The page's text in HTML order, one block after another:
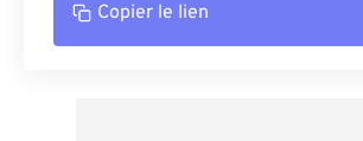
Copier le lien